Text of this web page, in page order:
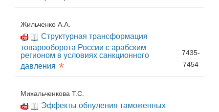
Жильченко А.А.
Структурная трансформация
товарооборота России с арабским
регионом в условиях санкционного
давления *
7435-
7454
Михальченкова Т.С.
Эффекты обнуления таможенных